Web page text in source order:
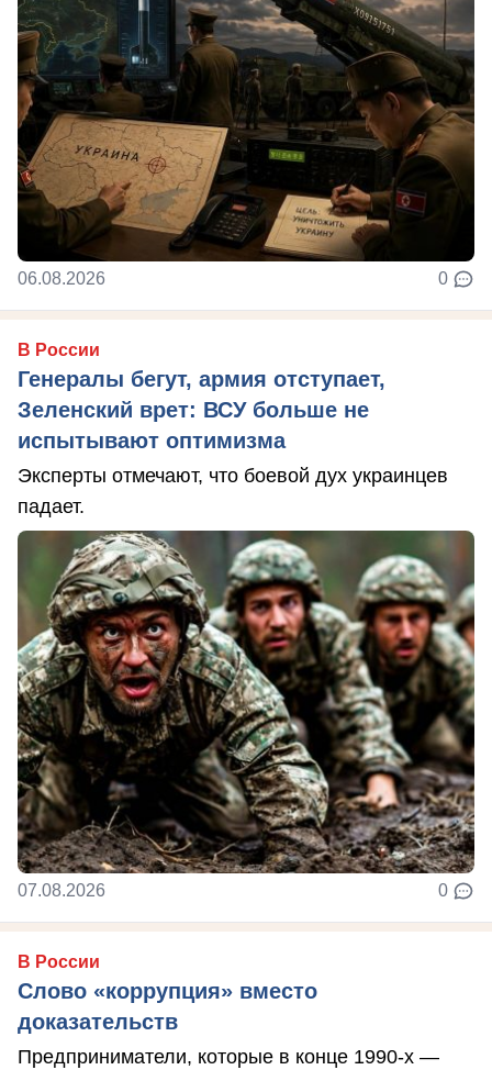
06.08.2026 0
В России
Генералы бегут, армия отступает,
Зеленский врет: ВСУ больше не
испытывают оптимизма
Эксперты отмечают, что боевой дух украинцев
падает.
07.08.2026 0
В России
Слово «коррупция» вместо
доказательств
Предприниматели, которые в конце 1990-х —